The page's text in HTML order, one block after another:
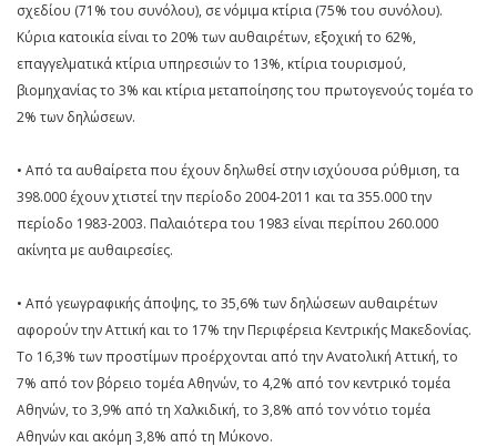
σχεδίου (71% του συνόλου), σε νόμιμα κτίρια (75% του συνόλου).
Κύρια κατοικία είναι το 20% των αυθαιρέτων, εξοχική το 62%,
επαγγελματικά κτίρια υπηρεσιών το 13%, κτίρια τουρισμού,
βιομηχανίας το 3% και κτίρια μεταποίησης του πρωτογενούς τομέα το
2% των δηλώσεων.
• Από τα αυθαίρετα που έχουν δηλωθεί στην ισχύουσα ρύθμιση, τα
398.000 έχουν χτιστεί την περίοδο 2004-2011 και τα 355.000 την
περίοδο 1983-2003. Παλαιότερα του 1983 είναι περίπου 260.000
ακίνητα με αυθαιρεσίες.
• Από γεωγραφικής άποψης, το 35,6% των δηλώσεων αυθαιρέτων
αφορούν την Αττική και το 17% την Περιφέρεια Κεντρικής Μακεδονίας.
Το 16,3% των προστίμων προέρχονται από την Ανατολική Αττική, το
7% από τον βόρειο τομέα Αθηνών, το 4,2% από τον κεντρικό τομέα
Αθηνών, το 3,9% από τη Χαλκιδική, το 3,8% από τον νότιο τομέα
Αθηνών και ακόμη 3,8% από τη Μύκονο.